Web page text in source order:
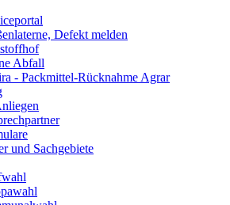
Defekt melden
Abfall
- Packmittel-Rücknahme Agrar
und Sachgebiete